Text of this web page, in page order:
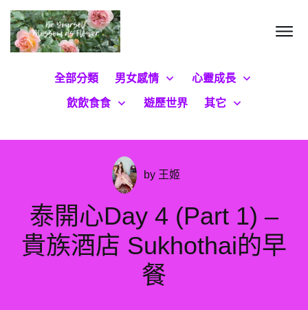
全部分類 男女感情 心靈成長
飲飲食食 遊歷世界 其它
by 王姬
泰開心Day 4 (Part 1) –
貴族酒店 Sukhothai的早
餐